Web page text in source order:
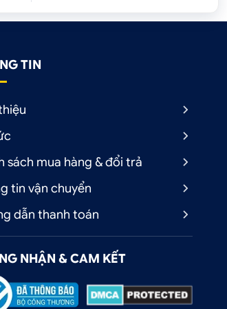
TIN
sách mua hàng & đổi trả
tin vận chuyển
dẫn thanh toán
NHẬN & CAM KẾT